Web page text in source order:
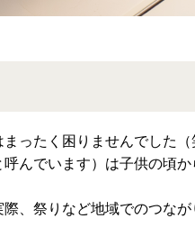
ったく困りませんでした
んでいます）は子供の頃
、祭りなど地域でのつな